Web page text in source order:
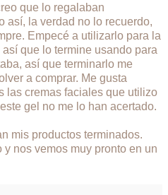
que lo regalaban
así, la verdad no lo recuerdo,
Empecé a utilizarlo para la
que lo termine usando para
así que terminarlo me
a comprar. Me gusta
las cremas faciales que utilizo
gel no me lo han acertado.
mis productos terminados.
nos vemos muy pronto en un